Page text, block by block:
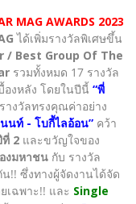
MAG AWARDS 2023
ได้เพิ่มรางวัลพิเศษขึ้น
/ Best Group Of The
รวมทั้งหมด 17 รางวัล
องหลัง โดยในปีนี้ “พี่
างวัลทรงคุณค่าอย่าง
นท์ - โบกี้ไลอ้อน” คว้า
2 และขวัญใจของ
งมหาชน กับ รางวัล
!! ซึ่งทางผู้จัดงานได้จัด
เฉพาะ!! และ Single